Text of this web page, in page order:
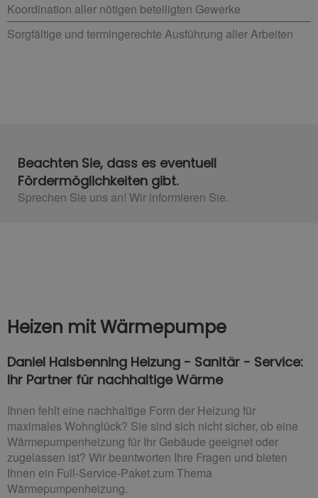
Koordination aller nötigen beteiligten Gewerke
Sorgfältige und termingerechte Ausführung aller Arbeiten
Beachten Sie, dass es eventuell
Fördermöglichkeiten gibt.
Sprechen Sie uns an! Wir informieren Sie.
Heizen mit Wärmepumpe
Daniel Halsbenning Heizung - Sanitär - Service:
Ihr Partner für nachhaltige Wärme
Ihnen fehlt eine nachhaltige Form der Heizung für
maximales Wohnglück? Sie sind sich nicht sicher, ob eine
Wärmepumpenheizung für Ihr Gebäude geeignet oder
zugelassen ist? Wir beantworten Ihre Fragen und bieten
Ihnen ein Full-Service-Paket zum Thema
Wärmepumpenheizung.